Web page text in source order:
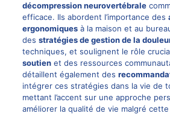
EMBED
décompression neurovertébrale
efficace. Ils abordent l’importance des
ergonomiquesà la maison et au
des stratégies de gestion de la
techniques, et soulignent le rôle crucial
soutienet des ressources
détaillent également des
intégrer ces stratégies dans la vie de
mettant l’accent sur une approche
améliorer la qualité de vie malgré